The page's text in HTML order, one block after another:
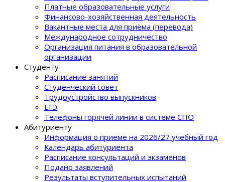
Платные образовательные услуги
Финансово-хозяйственная деятельность
Вакантные места для приёма (перевода)
Международное сотрудничество
Организация питания в образовательной
организации
Студенту
Расписание занятий
Студенческий совет
Трудоустройство выпускников
ЕГЭ
Телефоны горячей линии в системе СПО
Абитуриенту
Информация о приеме на 2026/27 учебный год
Календарь абитуриента
Расписание консультаций и экзаменов
Подано заявлений
Результаты вступительных испытаний